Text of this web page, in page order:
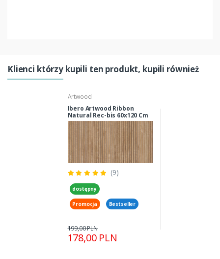
Klienci którzy kupili ten produkt, kupili również
Artwood
Ibero Artwood Ribbon
Natural Rec-bis 60x120 Cm
Płytki ścienne, Podłogowe
(9)
dostępny
Promocja Bestseller
178,00 PLN
199,00 PLN